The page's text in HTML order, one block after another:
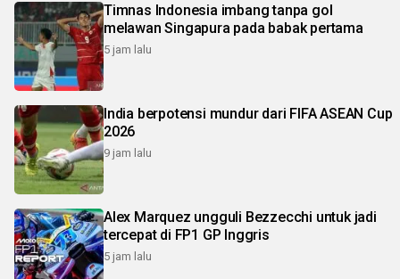
Timnas Indonesia imbang tanpa gol
melawan Singapura pada babak pertama
5 jam lalu
India berpotensi mundur dari FIFA ASEAN Cup
2026
9 jam lalu
Alex Marquez ungguli Bezzecchi untuk jadi
tercepat di FP1 GP Inggris
5 jam lalu